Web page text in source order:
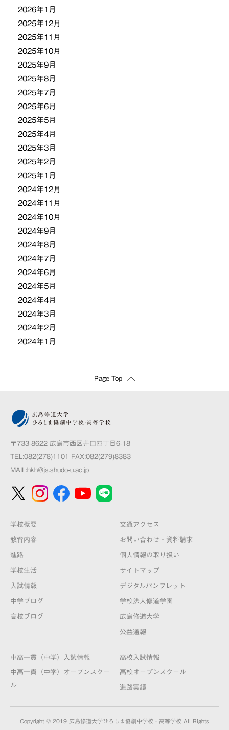
2026年1月
2025年12月
2025年11月
2025年10月
2025年9月
2025年8月
2025年7月
2025年6月
2025年5月
2025年4月
2025年3月
2025年2月
2025年1月
2024年12月
2024年11月
2024年10月
2024年9月
2024年8月
2024年7月
2024年6月
2024年5月
2024年4月
2024年3月
2024年2月
2024年1月
Page Top
〒733-8622 広島市西区井口四丁目6-18
TEL:082(278)1101 FAX:082(279)8383
MAIL:hkh@js.shudo-u.ac.jp
学校概要
教育内容
進路
学校生活
入試情報
中学ブログ
高校ブログ
交通アクセス
お問い合わせ・資料請求
個人情報の取り扱い
サイトマップ
デジタルパンフレット
学校法人修道学園
広島修道大学
公益通報
中高一貫（中学）入試情報
中高一貫（中学）オープンスクー
ル
高校入試情報
高校オープンスクール
進路実績
Copyright © 2019 広島修道大学ひろしま協創中学校・高等学校 All Rights